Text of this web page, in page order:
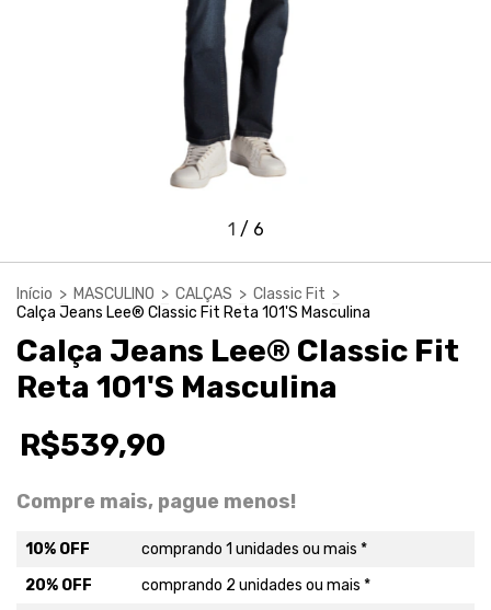
1 / 6
Início > MASCULINO > CALÇAS > Classic Fit >
Calça Jeans Lee® Classic Fit Reta 101'S Masculina
Calça Jeans Lee® Classic Fit
Reta 101'S Masculina
R$539,90
Compre mais, pague menos!
10% OFF
comprando 1 unidades ou mais *
20% OFF
comprando 2 unidades ou mais *